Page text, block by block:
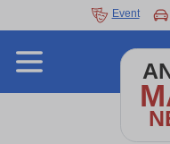
Event